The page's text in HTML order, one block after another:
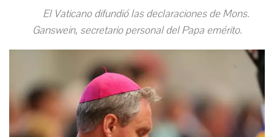
El Vaticano difundió las declaraciones de Mons.
Ganswein, secretario personal del Papa emérito.